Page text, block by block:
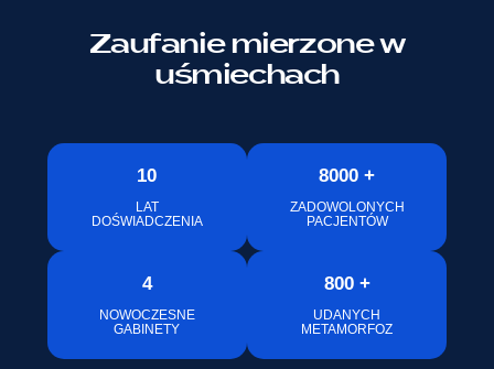
Zaufanie mierzone w
uśmiechach
10
LAT
DOŚWIADCZENIA
8000 +
ZADOWOLONYCH
PACJENTÓW
4
NOWOCZESNE
GABINETY
800 +
UDANYCH
METAMORFOZ